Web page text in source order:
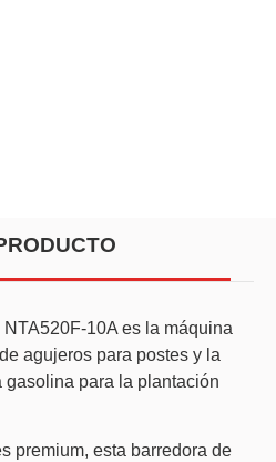
10A es la máquina
agujeros para postes y la
gasolina para la plantación
premium, esta barredora de